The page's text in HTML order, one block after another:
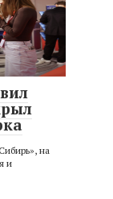
на
и